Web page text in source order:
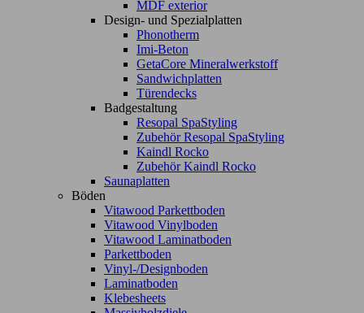
MDF exterior
Design- und Spezialplatten
Phonotherm
Imi-Beton
GetaCore Mineralwerkstoff
Sandwichplatten
Türendecks
Badgestaltung
Resopal SpaStyling
Zubehör Resopal SpaStyling
Kaindl Rocko
Zubehör Kaindl Rocko
Saunaplatten
Böden
Vitawood Parkettboden
Vitawood Vinylboden
Vitawood Laminatboden
Parkettboden
Vinyl-/Designboden
Laminatboden
Klebesheets